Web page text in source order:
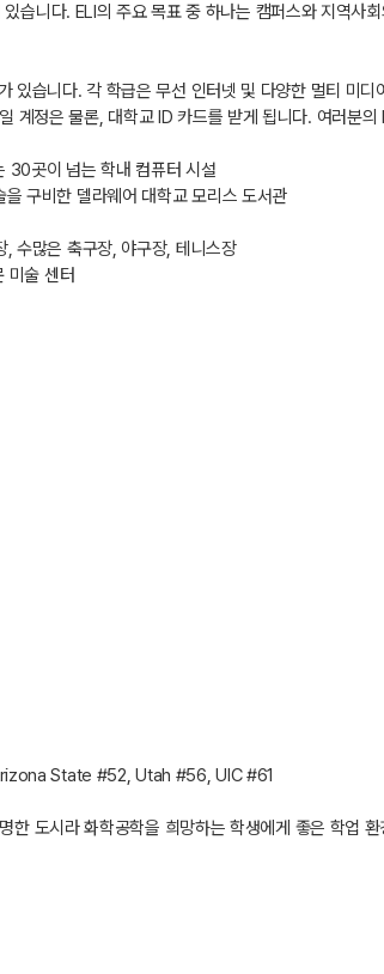
습니다. ELI의 주요 목표 중 하나는 캠퍼스와 지역사
있습니다. 각 학급은 무선 인터넷 및 다양한 멀티 미
계정은 물론, 대학교 ID 카드를 받게 됩니다. 여러분
30곳이 넘는 학내 컴퓨터 시설
구비한 델라웨어 대학교 모리스 도서관
수많은 축구장, 야구장, 테니스장
미술 센터
State #52, Utah #56, UIC #61
한 도시라 화학공학을 희망하는 학생에게 좋은 학업 환